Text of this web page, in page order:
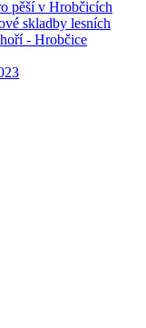
pěší v Hrobčicích
skladby lesních
- Hrobčice